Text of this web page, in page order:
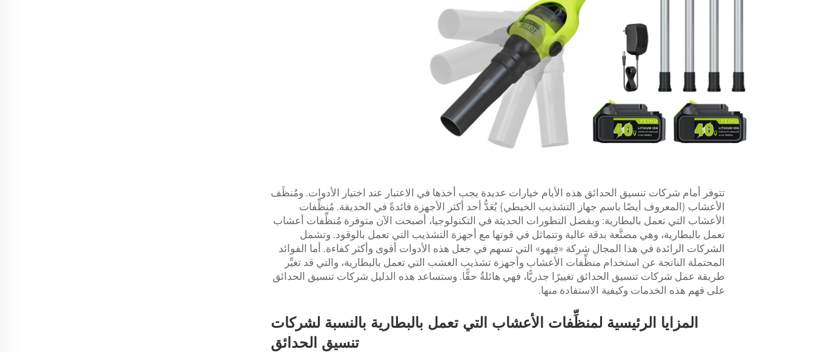
تتوفر أمام شركات تنسيق الحدائق هذه الأيام خيارات عديدة يجب أخذها في الاعتبار عند اختيار الأدوات. ومُنظِّف
الأعشاب (المعروف أيضًا باسم جهاز التشذيب الخيطي) يُعَدُّ أحد أكثر الأجهزة فائدةً في الحديقة. مُنظِّفات
الأعشاب التي تعمل بالبطارية: وبفضل التطورات الحديثة في التكنولوجيا، أصبحت الآن متوفرة مُنظِّفات أعشاب
تعمل بالبطارية، وهي مصنَّعة بدقة عالية وتتماثل في قوتها مع أجهزة التشذيب التي تعمل بالوقود. وتشمل
الشركات الرائدة في هذا المجال شركة «فِيهو» التي تسهم في جعل هذه الأدوات أقوى وأكثر كفاءة. أما الفوائد
المحتملة الناتجة عن استخدام منظِّفات الأعشاب وأجهزة تشذيب العشب التي تعمل بالبطارية، والتي قد تغيِّر
طريقة عمل شركات تنسيق الحدائق تغييرًا جذريًّا، فهي هائلةٌ حقًّا. وستساعد هذه الدليل شركات تنسيق الحدائق
على فهم هذه الخدمات وكيفية الاستفادة منها.
المزايا الرئيسية لمنظِّفات الأعشاب التي تعمل بالبطارية بالنسبة لشركات
تنسيق الحدائق